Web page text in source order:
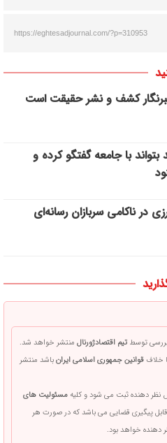
https://eghtesadjournal.com/?p=310953
کشف و نشر حقیقت است
بتواند با جامعه گفتگو کرده و
در ناکامی سربازان رسانه‌ای
توسطتیم اقتصادژورنالمنتشر خواهد شد.
خلافقوانین جمهوری اسلامی ایرانباشد منتشر
دهنده ثبت می شود و کلیهمسئولیت های
پیگیری قضایی می باشد که در صورت هر
خواهد بود.